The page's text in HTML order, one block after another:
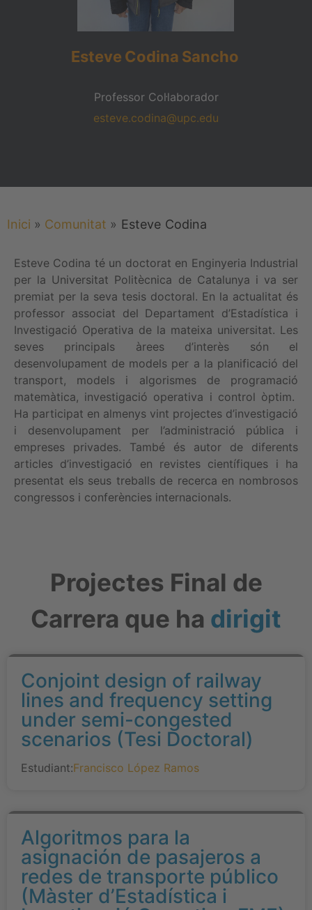
Esteve Codina Sancho
Professor Col·laborador
esteve.codina@upc.edu
Inici » Comunitat » Esteve Codina
Esteve Codina té un doctorat en Enginyeria Industrial
per la Universitat Politècnica de Catalunya i va ser
premiat per la seva tesis doctoral. En la actualitat és
professor associat del Departament d’Estadística i
Investigació Operativa de la mateixa universitat. Les
seves principals àrees d’interès són el
desenvolupament de models per a la planificació del
transport, models i algorismes de programació
matemàtica, investigació operativa i control òptim.
Ha participat en almenys vint projectes d’investigació
i desenvolupament per l’administració pública i
empreses privades. També és autor de diferents
articles d’investigació en revistes científiques i ha
presentat els seus treballs de recerca en nombrosos
congressos i conferències internacionals.
Projectes Final de
Carrera que ha dirigit
Conjoint design of railway
lines and frequency setting
under semi-congested
scenarios (Tesi Doctoral)
Estudiant:Francisco López Ramos
Algoritmos para la
asignación de pasajeros a
redes de transporte público
(Màster d’Estadística i